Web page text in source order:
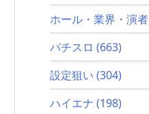
ホール・業界・演者
パチスロ (663)
設定狙い (304)
ハイエナ (198)